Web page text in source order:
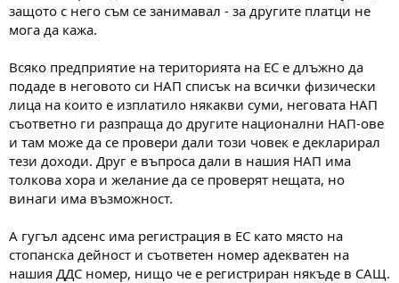
защото с него съм се занимавал - за другите платци не
мога да кажа.
Всяко предприятие на територията на ЕС е длъжно да
подаде в неговото си НАП списък на всички физически
лица на които е изплатило някакви суми, неговата НАП
съответно ги разпраща до другите национални НАП-ове
и там може да се провери дали този човек е декларирал
тези доходи. Друг е въпроса дали в нашия НАП има
толкова хора и желание да се проверят нещата, но
винаги има възможност.
А гугъл адсенс има регистрация в ЕС като място на
стопанска дейност и съответен номер адекватен на
нашия ДДС номер, нищо че е регистриран някъде в САЩ.